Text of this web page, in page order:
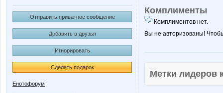
Отправить приватное сообщение
Добавить в друзья
Игнорировать
Сделать подарок
Енотофорум
Комплименты
Комплиментов нет.
Вы не авторизованы!
Метки